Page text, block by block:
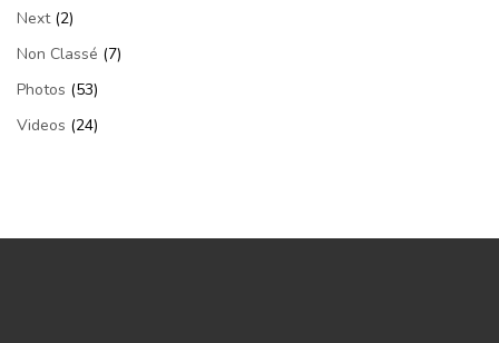
Next(2)
Non Classé (7)
Photos (53)
Videos (24)